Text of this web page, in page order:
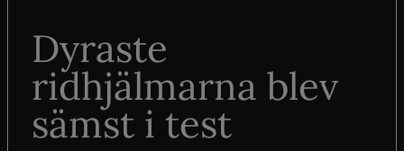
Dyraste
ridhjälmarna blev
sämst i test